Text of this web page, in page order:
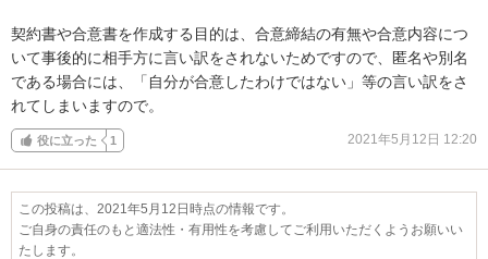
契約書や合意書を作成する目的は、合意締結の有無や合意内容につ
いて事後的に相手方に言い訳をされないためですので、匿名や別名
である場合には、「自分が合意したわけではない」等の言い訳をさ
れてしまいますので。
役に立った 1 2021年5月12日 12:20
この投稿は、2021年5月12日時点の情報です。
ご自身の責任のもと適法性・有用性を考慮してご利用いただくようお願いい
たします。